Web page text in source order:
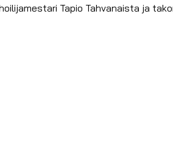
Tapio Tahvanaista ja